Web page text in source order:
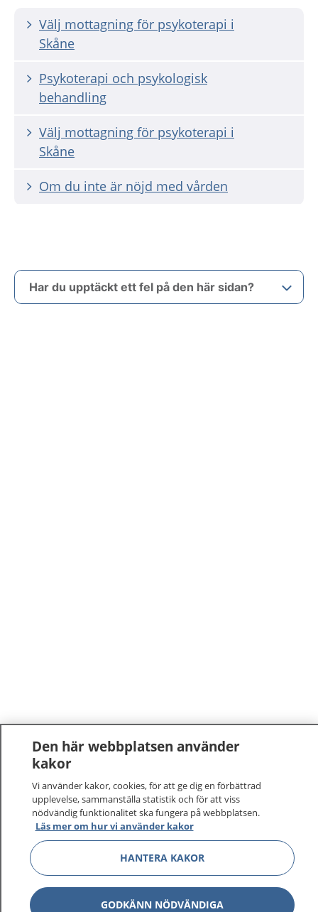
Välj mottagning för psykoterapi i
Skåne
Psykoterapi och psykologisk
behandling
Välj mottagning för psykoterapi i
Skåne
Om du inte är nöjd med vården
Har du upptäckt ett fel på den här sidan?
Den här webbplatsen använder
kakor
Vi använder kakor, cookies, för att ge dig en förbättrad
upplevelse, sammanställa statistik och för att viss
nödvändig funktionalitet ska fungera på webbplatsen.
Läs mer om hur vi använder kakor
HANTERA KAKOR
GODKÄNN NÖDVÄNDIGA